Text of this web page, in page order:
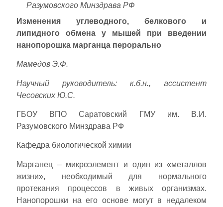
Разумовского Минздрава РФ
Изменения углеводного, белкового и
липидного обмена у мышей при введении
нанопорошка марганца перорально
Мамедов Э.Ф.
Научный руководитель: к.б.н., ассистент
Чесовских Ю.С.
ГБОУ ВПО Саратовский ГМУ им. В.И.
Разумовского Минздрава РФ
Кафедра биологической химии
Марганец – микроэлемент и один из «металлов
жизни», необходимый для нормального
протекания процессов в живых организмах.
Нанопорошки на его основе могут в недалеком